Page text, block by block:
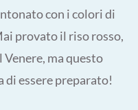
con i colori di
provato il riso rosso,
ma questo
essere preparato!